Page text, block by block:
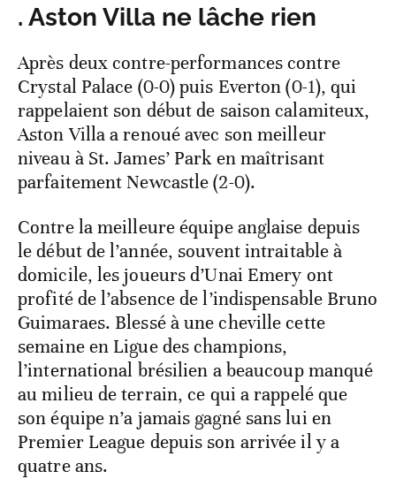
. Aston Villa ne lâche rien
Après deux contre-performances contre
Crystal Palace (0-0) puis Everton (0-1), qui
rappelaient son début de saison calamiteux,
Aston Villa a renoué avec son meilleur
niveau à St. James’ Park en maîtrisant
parfaitement Newcastle (2-0).
Contre la meilleure équipe anglaise depuis
le début de l’année, souvent intraitable à
domicile, les joueurs d’Unai Emery ont
profité de l’absence de l’indispensable Bruno
Guimaraes. Blessé à une cheville cette
semaine en Ligue des champions,
l’international brésilien a beaucoup manqué
au milieu de terrain, ce qui a rappelé que
son équipe n’a jamais gagné sans lui en
Premier League depuis son arrivée il y a
quatre ans.